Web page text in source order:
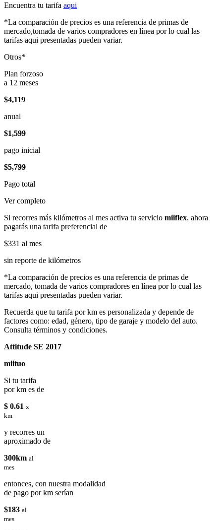
Encuentra tu tarifa aqui
*La comparación de precios es una referencia de primas de
mercado,tomada de varios compradores en línea por lo cual las
tarifas aqui presentadas pueden variar.
Otros*
Plan forzoso
a 12 meses
$4,119
anual
$1,599
pago inicial
$5,799
Pago total
Ver completo
Si recorres más kilómetros al mes activa tu servicio miiflex, ahora
pagarás una tarifa preferencial de
$331 al mes
sin reporte de kilómetros
*La comparación de precios es una referencia de primas de
mercado, tomada de varios compradores en línea por lo cual las
tarifas aqui presentadas pueden variar.
Recuerda que tu tarifa por km es personalizada y depende de
factores como: edad, género, tipo de garaje y modelo del auto.
Consulta términos y condiciones.
Attitude SE 2017
miituo
Si tu tarifa
por km es de
$ 0.61 x
km
y recorres un
aproximado de
300km al
mes
entonces, con nuestra modalidad
de pago por km serían
$183 al
mes